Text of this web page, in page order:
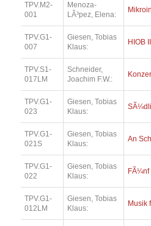
TPV.M2-
001
Menoza-
LÃ³pez, Elena:
TPV.G1-
007
Giesen, Tobias
Klaus:
HIOB II
TPV.S1-
017LM
Schneider,
Joachim F.W.:
TPV.G1-
023
Giesen, Tobias
Klaus:
TPV.G1-
021S
Giesen, Tobias
Klaus:
An
TPV.G1-
022
Giesen, Tobias
Klaus:
FÃ¼nf
TPV.G1-
012LM
Giesen, Tobias
Klaus:
Musik